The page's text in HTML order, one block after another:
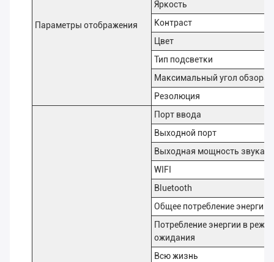
Параметры отображения
Яркость
Контраст
Цвет
Тип подсветки
Максимальный угол обзора
Резолюция
Порт ввода
Выходной порт
Выходная мощность звука
WIFI
Bluetooth
Общее потребление энергии
Потребление энергии в
ожидания
Всю жизнь